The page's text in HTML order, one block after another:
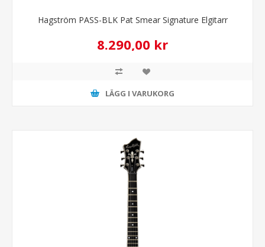
Hagström PASS-BLK Pat Smear Signature Elgitarr
8.290,00 kr
LÄGG I VARUKORG